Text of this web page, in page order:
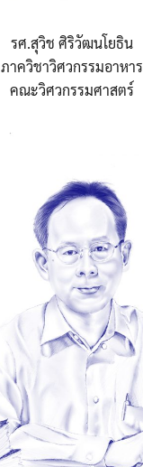
รศ.สุวิช ศิริวัฒนโยธิน
ภาควิชาวิศวกรรมอาหาร
คณะวิศวกรรมศาสตร์